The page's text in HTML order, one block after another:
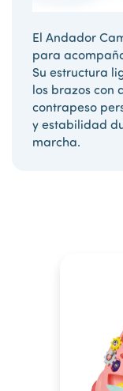
El Andador
para
Su estructura
los brazos con
contrapeso
y estabilidad
marcha.